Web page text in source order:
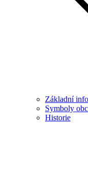
Základní
Symboly
Historie